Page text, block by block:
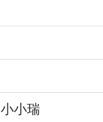
小小瑞